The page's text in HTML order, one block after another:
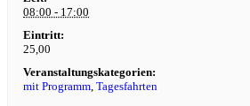
08:00 - 17:00
Eintritt:
25,00
Veranstaltungskategorien:
mit Programm ,Tagesfahrten